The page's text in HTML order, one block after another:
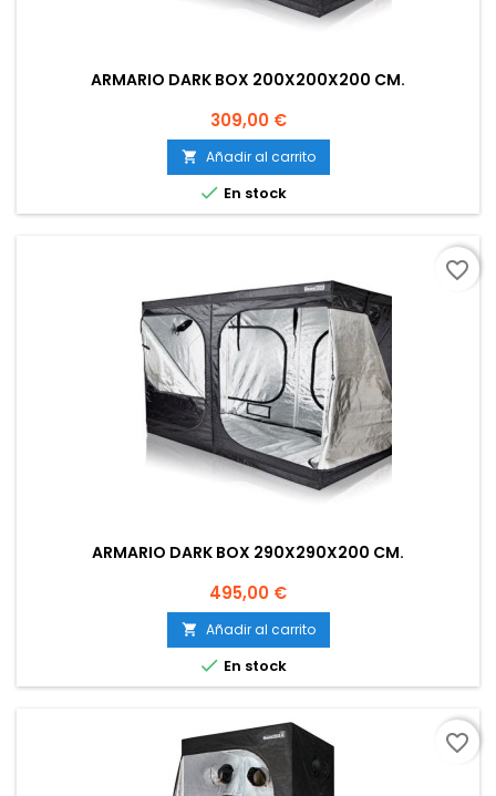
ARMARIO DARK BOX 200X200X200 CM.
Precio
309,00 €
 Añadir al carrito
 En stock
ARMARIO DARK BOX 290X290X200 CM.
Precio
495,00 €
 Añadir al carrito
 En stock
favorite_border
favorite_border